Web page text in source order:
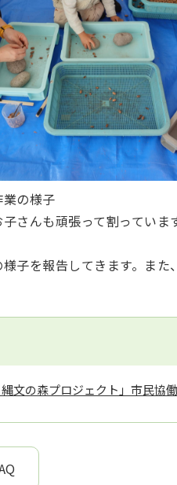
の様子
さんも頑張って割っていま
子を報告してきます。ま
縄文の森プロジェクト」市民協